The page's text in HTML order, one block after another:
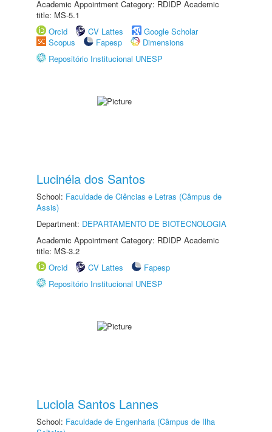
Academic Appointment Category: RDIDP Academic
title: MS-5.1
Orcid
CV Lattes
Google Scholar
Scopus
Fapesp
Dimensions
Repositório Institucional UNESP
Lucinéia dos Santos
School: Faculdade de Ciências e Letras (Câmpus de
Assis)
Department: DEPARTAMENTO DE BIOTECNOLOGIA
Academic Appointment Category: RDIDP Academic
title: MS-3.2
Orcid
CV Lattes
Fapesp
Repositório Institucional UNESP
Luciola Santos Lannes
School: Faculdade de Engenharia (Câmpus de Ilha